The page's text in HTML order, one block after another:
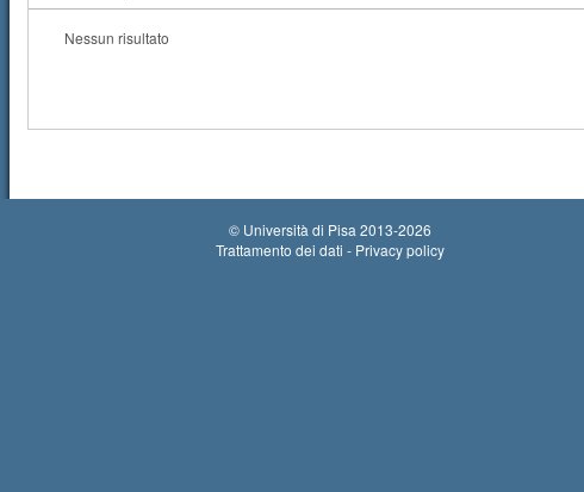
Nessun risultato
© Università di Pisa 2013-2026
Trattamento dei dati - Privacy policy